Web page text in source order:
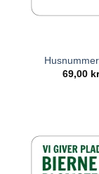
69,00